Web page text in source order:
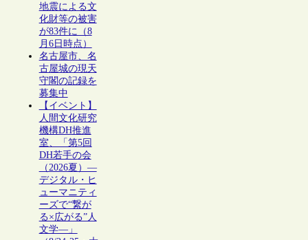
地震による文
化財等の被害
が83件に（8
月6日時点）
名古屋市、名
古屋城の現天
守閣の記録を
募集中
【イベント】
人間文化研究
機構DH推進
室、「第5回
DH若手の会
（2026夏）―
デジタル・ヒ
ューマニティ
ーズで“繋が
る×広がる”人
文学―」